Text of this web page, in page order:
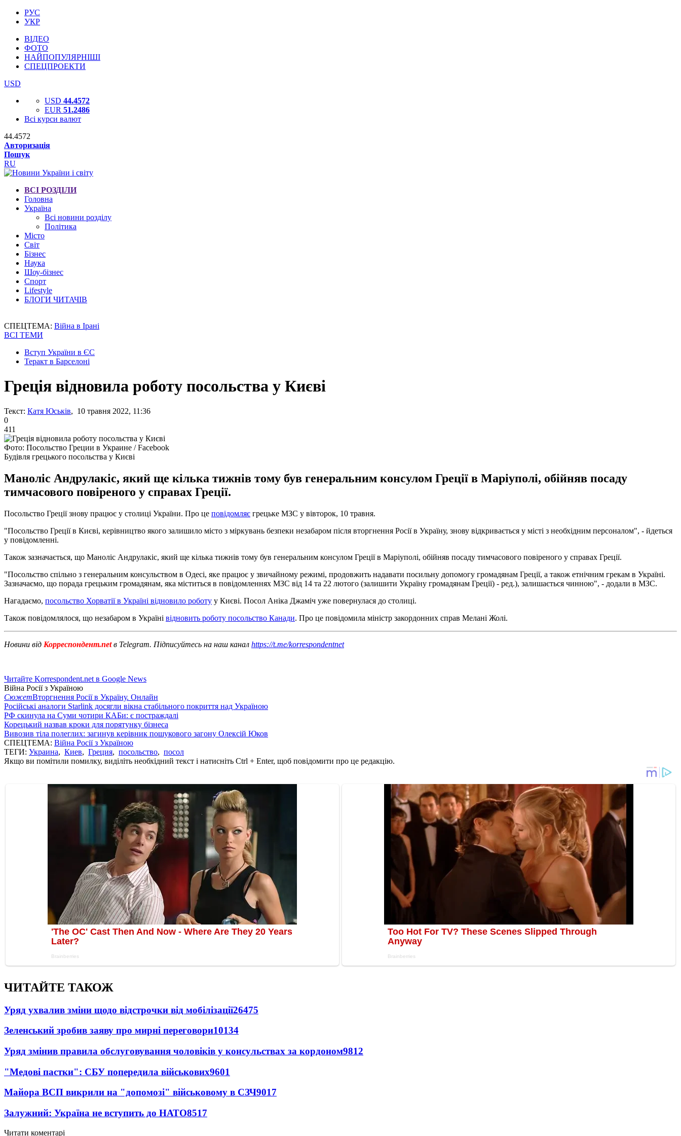
РУС
УКР
ВІДЕО
ФОТО
НАЙПОПУЛЯРНІШІ
СПЕЦПРОЕКТИ
USD
USD 44.4572
EUR 51.2486
Всі курси валют
44.4572
Авторизація
Пошук
RU
ВСІ РОЗДІЛИ
Головна
Україна
Всі новини розділу
Політика
Місто
Світ
Бізнес
Наука
Шоу-бізнес
Спорт
Lifestyle
БЛОГИ ЧИТАЧІВ
СПЕЦТЕМА: Війна в Ірані
ВСІ ТЕМИ
Вступ України в ЄС
Теракт в Барселоні
Греція відновила роботу посольства у Києві
Текст: Катя Юськів, 10 травня 2022, 11:36
0
411
Фото: Посольство Греции в Украине / Facebook
Будівля грецького посольства у Києві
Маноліс Андрулакіс, який ще кілька тижнів тому був генеральним консулом Греції в Маріуполі, обійняв посаду
тимчасового повіреного у справах Греції.
Посольство Греції знову працює у столиці України. Про це повідомляє грецьке МЗС у вівторок, 10 травня.
"Посольство Греції в Києві, керівництво якого залишило місто з міркувань безпеки незабаром після вторгнення Росії в Україну, знову відкривається у місті з необхідним персоналом", - йдеться
у повідомленні.
Також зазначається, що Маноліс Андрулакіс, який ще кілька тижнів тому був генеральним консулом Греції в Маріуполі, обійняв посаду тимчасового повіреного у справах Греції.
"Посольство спільно з генеральним консульством в Одесі, яке працює у звичайному режимі, продовжить надавати посильну допомогу громадянам Греції, а також етнічним грекам в Україні.
Зазначаємо, що порада грецьким громадянам, яка міститься в повідомленнях МЗС від 14 та 22 лютого (залишити Україну громадянам Греції) - ред.), залишається чинною", - додали в МЗС.
Нагадаємо, посольство Хорватії в Україні відновило роботу у Києві. Посол Аніка Джаміч уже повернулася до столиці.
Також повідомлялося, що незабаром в Україні відновить роботу посольство Канади. Про це повідомила міністр закордонних справ Мелані Жолі.
Новини від Корреспондент.netв Telegram. Підписуйтесь на наш канал https://t.me/korrespondentnet
Читайте Korrespondent.net в Google News
Війна Росії з Україною
СюжетВторгнення Росії в Україну. Онлайн
Російські аналоги Starlink досягли вікна стабільного покриття над Україною
РФ скинула на Суми чотири КАБи: є постраждалі
Корецький назвав кроки для порятунку бізнеса
Вивозив тіла полеглих: загинув керівник пошукового загону Олексій Юков
СПЕЦТЕМА: Війна Росії з Україною
ТЕГИ: Украина, Киев, Греция, посольство, посол
Якщо ви помітили помилку, виділіть необхідний текст і натисніть Ctrl + Enter, щоб повідомити про це редакцію.
ЧИТАЙТЕ ТАКОЖ
Уряд ухвалив зміни щодо відстрочки від мобілізації26475
Зеленський зробив заяву про мирні переговори10134
Уряд змінив правила обслуговування чоловіків у консульствах за кордоном9812
"Медові пастки": СБУ попередила військових9601
Майора ВСП викрили на "допомозі" військовому в СЗЧ9017
Залужний: Україна не вступить до НАТО8517
Читати коментарі